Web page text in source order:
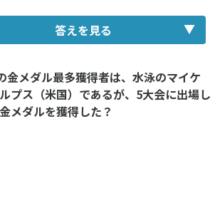
答えを見る
金メダル最多獲得者は、水泳のマイケ
プス（米国）であるが、5大会に出場し
メダルを獲得した？